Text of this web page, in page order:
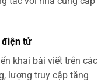
điện tử
khai bài viết trên các
lượng truy cập tăng